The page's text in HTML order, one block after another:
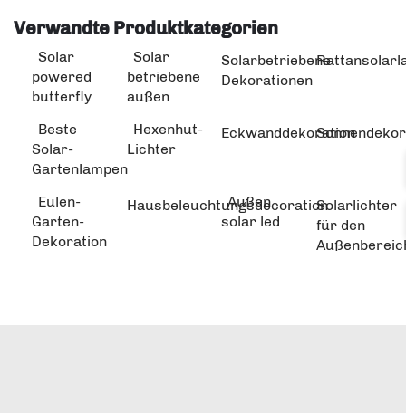
Verwandte Produktkategorien
Solar
powered
butterfly
Solar
betriebene
außen
Solarbetriebene
Dekorationen
Beste
Solar-
Gartenlampen
Hexenhut-
Lichter
Eckwanddekoration
Eulen-
Garten-
Dekoration
Hausbeleuchtungsdecoration
Außen
solar led
Solarlichter
für den